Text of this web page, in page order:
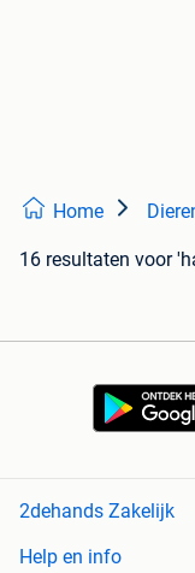
Home
16 resultaten voor
2dehands Zakelijk
Help en info